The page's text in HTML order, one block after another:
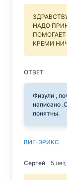
НАДО
КРЕМИ
ОТВЕТ
Физули ,
написано
понятны.
ВИГ-ЭРИКС
Сергей 5